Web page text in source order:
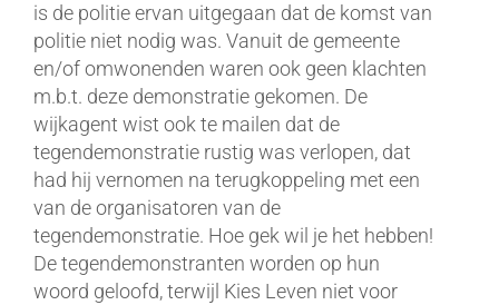
is de politie ervan uitgegaan dat de komst van
politie niet nodig was. Vanuit de gemeente
en/of omwonenden waren ook geen klachten
m.b.t. deze demonstratie gekomen. De
wijkagent wist ook te mailen dat de
tegendemonstratie rustig was verlopen, dat
had hij vernomen na terugkoppeling met een
van de organisatoren van de
tegendemonstratie. Hoe gek wil je het hebben!
De tegendemonstranten worden op hun
woord geloofd, terwijl Kies Leven niet voor